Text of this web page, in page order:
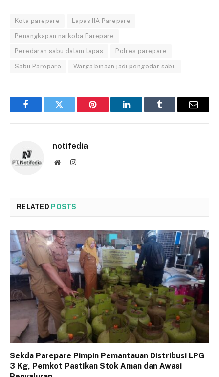
Kota parepare Lapas IIA Parepare
Penangkapan narkoba Parepare
Peredaran sabu dalam lapas Polres parepare
Sabu Parepare Warga binaan jadi pengedar sabu
FacebookTwitter Pinterest LinkedInTumblr Email
notifedia
WebsiteInstagram
RELATED POSTS
Sekda Parepare Pimpin Pemantauan Distribusi LPG
3 Kg, Pemkot Pastikan Stok Aman dan Awasi